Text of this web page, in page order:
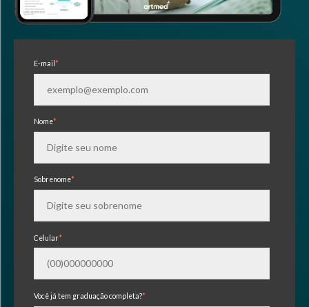
E-mail *
Nome*
Sobrenome*
Celular*
Você já tem graduação completa?*